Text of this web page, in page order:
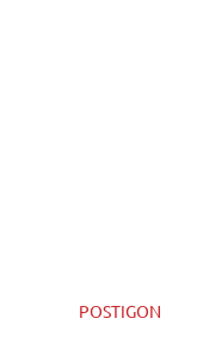
POSTIGON